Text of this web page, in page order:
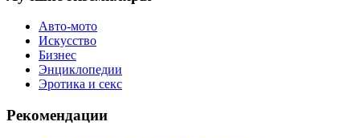
Авто-мото
Искусство
Бизнес
Энциклопедии
Эротика и секс
Рекомендации